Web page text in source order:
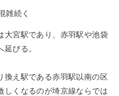
雑続く
大宮駅であり、赤羽駅や池袋
びる。
換え駅である赤羽駅以南の区
しくなるのが埼京線ならでは